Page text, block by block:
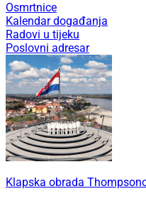
Osmrtnice
Kalendar događanja
Radovi u tijeku
Poslovni adresar
Klapska obrada